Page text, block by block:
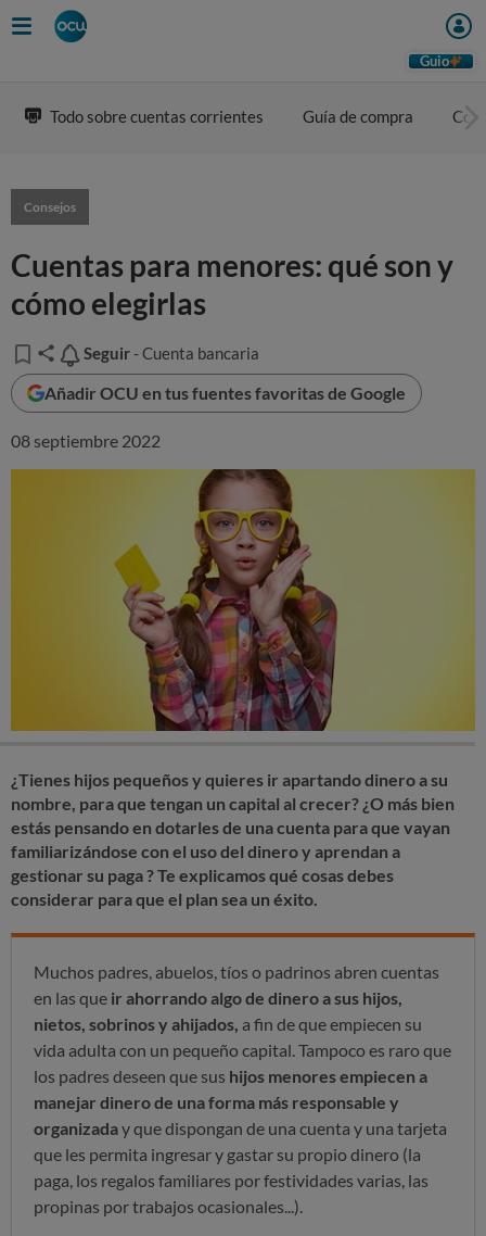
Guio
Todo sobre cuentas corrientes Guía de compra
Consejos
Cuentas para menores: qué son y
cómo elegirlas
Seguir
Seguir - Cuenta bancaria
Añadir OCU en tus fuentes favoritas de Google
08 septiembre 2022
¿Tienes hijos pequeños y quieres ir apartando dinero a su
nombre, para que tengan un capital al crecer? ¿O más bien
estás pensando en dotarles de una cuenta para que vayan
familiarizándose con el uso del dinero y aprendan a
gestionar su paga ? Te explicamos qué cosas debes
considerar para que el plan sea un éxito.
Muchos padres, abuelos, tíos o padrinos abren cuentas
en las que ir ahorrando algo de dinero a sus hijos,
nietos, sobrinos y ahijados, a fin de que empiecen su
vida adulta con un pequeño capital. Tampoco es raro que
los padres deseen que sus hijos menores empiecen a
manejar dinero de una forma más responsable y
organizaday que dispongan de una cuenta y una tarjeta
que les permita ingresar y gastar su propio dinero (la
paga, los regalos familiares por festividades varias, las
propinas por trabajos ocasionales...).